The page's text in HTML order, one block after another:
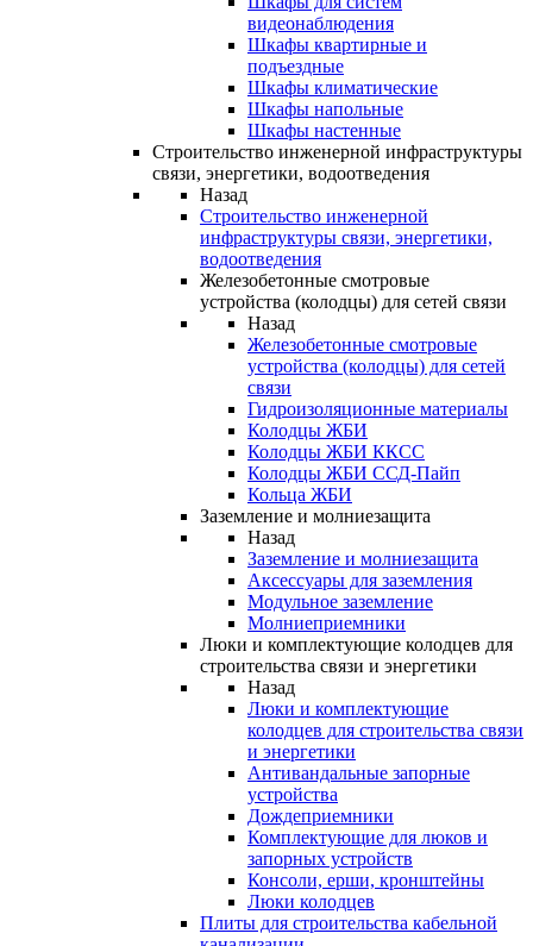
видеонаблюдения
Шкафы квартирные и
подъездные
Шкафы климатические
Шкафы напольные
Шкафы настенные
Строительство инженерной инфраструктуры
связи, энергетики, водоотведения
Назад
Строительство инженерной
инфраструктуры связи, энергетики,
водоотведения
Железобетонные смотровые
устройства (колодцы) для сетей связи
Назад
Железобетонные смотровые
устройства (колодцы) для сетей
связи
Гидроизоляционные материалы
Колодцы ЖБИ
Колодцы ЖБИ ККСС
Колодцы ЖБИ ССД-Пайп
Кольца ЖБИ
Заземление и молниезащита
Назад
Заземление и молниезащита
Аксессуары для заземления
Модульное заземление
Молниеприемники
Люки и комплектующие колодцев для
строительства связи и энергетики
Назад
Люки и комплектующие
колодцев для строительства связи
и энергетики
Антивандальные запорные
устройства
Дождеприемники
Комплектующие для люков и
запорных устройств
Консоли, ерши, кронштейны
Люки колодцев
Плиты для строительства кабельной